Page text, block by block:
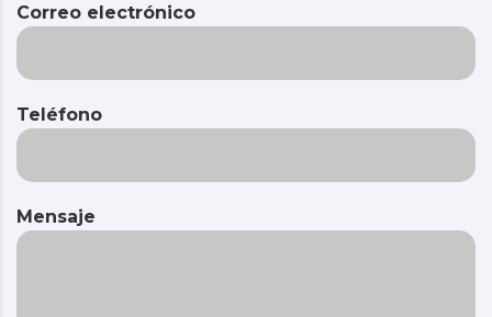
Correo electrónico
Teléfono
Mensaje